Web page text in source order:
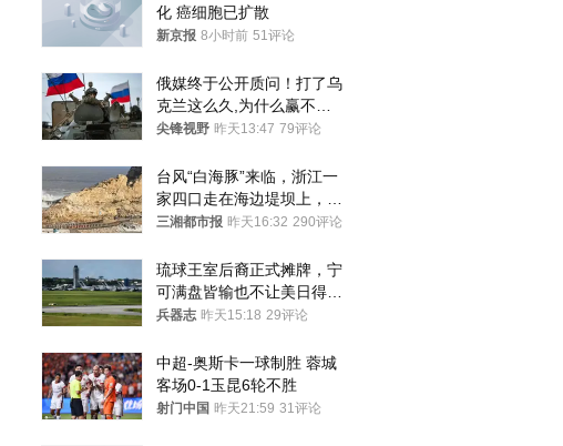
化 癌细胞已扩散
新京报 8小时前 51评论
俄媒终于公开质问！打了乌
克兰这么久,为什么赢不了?
答案令人沉默
尖锋视野 昨天13:47 79评论
台风“白海豚”来临，浙江一
家四口走在海边堤坝上，其
中9岁男孩被巨浪卷入海
三湘都市报 昨天16:32 290评论
琉球王室后裔正式摊牌，宁
可满盘皆输也不让美日得
逞，中国成关键
兵器志 昨天15:18 29评论
中超-奥斯卡一球制胜 蓉城
客场0-1玉昆6轮不胜
射门中国 昨天21:59 31评论